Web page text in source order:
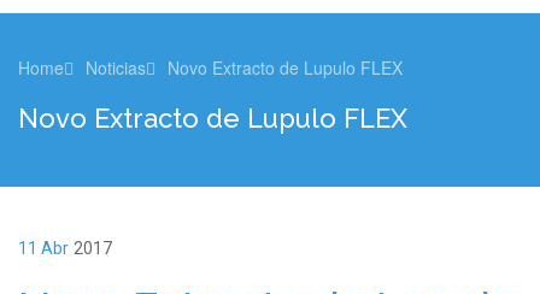
Home Noticias Novo Extracto de Lupulo FLEX
Novo Extracto de Lupulo FLEX
11 Abr 2017